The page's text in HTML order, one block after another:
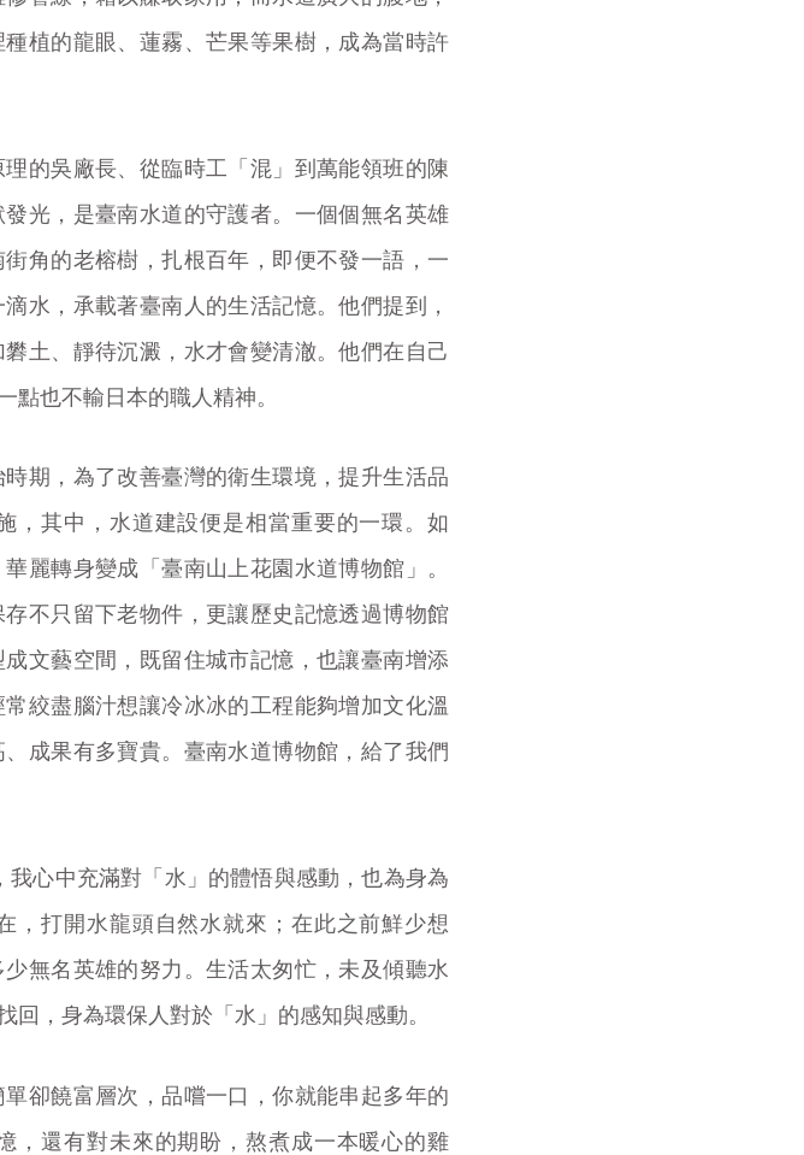
植的龍眼、蓮霧、芒果等果樹，成為當時許
的吳廠長、從臨時工「混」到萬能領班的陳
光，是臺南水道的守護者。一個個無名英雄
角的老榕樹，扎根百年，即便不發一語，一
水，承載著臺南人的生活記憶。他們提到，
土、靜待沉澱，水才會變清澈。他們在自己
點也不輸日本的職人精神。
期，為了改善臺灣的衛生環境，提升生活品
，其中，水道建設便是相當重要的一環。如
麗轉身變成「臺南山上花園水道博物館」。
不只留下老物件，更讓歷史記憶透過博物館
文藝空間，既留住城市記憶，也讓臺南增添
絞盡腦汁想讓冷冰冰的工程能夠增加文化溫
成果有多寶貴。臺南水道博物館，給了我們
心中充滿對「水」的體悟與感動，也為身為
，打開水龍頭自然水就來；在此之前鮮少想
無名英雄的努力。生活太匆忙，未及傾聽水
，身為環保人對於「水」的感知與感動。
卻饒富層次，品嚐一口，你就能串起多年的
，還有對未來的期盼，熬煮成一本暖心的雞